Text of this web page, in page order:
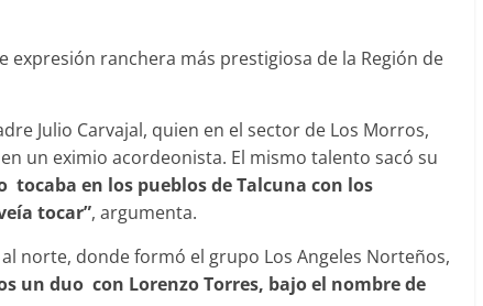
expresión ranchera más prestigiosa de la Región de
Julio Carvajal, quien en el sector de Los Morros,
un eximio acordeonista. El mismo talento sacó su
tocaba en los pueblos de Talcuna con los
tocar”, argumenta.
norte, donde formó el grupo Los Angeles Norteños,
un duo con Lorenzo Torres, bajo el nombre de
de casa
LC 0